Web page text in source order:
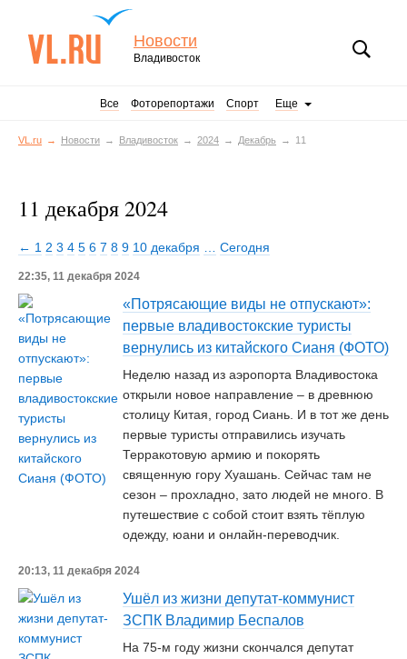
Новости
Владивосток
Все Фоторепортажи Спорт Еще
VL.ru Новости Владивосток 2024 Декабрь 11
11 декабря 2024
← 1 2 3 4 5 6 7 8 9 10 декабря Сегодня
22:35, 11 декабря 2024
«Потрясающие виды не отпускают»:
первые владивостокские туристы
вернулись из китайского Сианя (ФОТО)
Неделю назад из аэропорта Владивостока
открыли новое направление – в древнюю
столицу Китая, город Сиань. И в тот же день
первые туристы отправились изучать
Терракотовую армию и покорять
священную гору Хуашань. Сейчас там не
сезон – прохладно, зато людей не много. В
путешествие с собой стоит взять тёплую
одежду, юани и онлайн-переводчик.
20:13, 11 декабря 2024
Ушёл из жизни депутат-коммунист
ЗСПК Владимир Беспалов
На 75-м году жизни скончался депутат